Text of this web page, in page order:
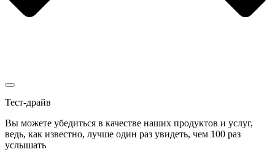
Тест-драйв
Вы можете убедиться в качестве наших продуктов и услуг,
ведь, как известно, лучше один раз увидеть, чем 100 раз
услышать